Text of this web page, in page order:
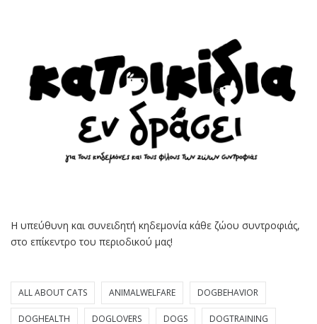
Η υπεύθυνη και συνειδητή κηδεμονία κάθε ζώου συντροφιάς,
στο επίκεντρο του περιοδικού μας!
ALL ABOUT CATS ANIMALWELFARE DOGBEHAVIOR
DOGHEALTH DOGLOVERS DOGS DOGTRAINING